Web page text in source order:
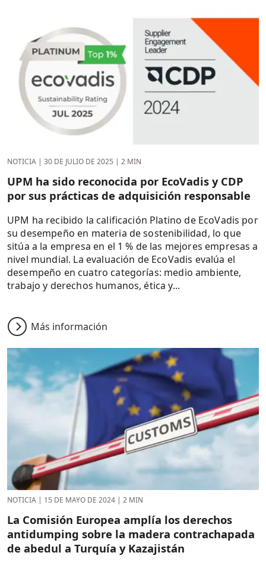
NOTICIA | 30 DE JULIO DE 2025 | 2 MIN
UPM ha sido reconocida por EcoVadis y CDP
por sus prácticas de adquisición responsable
UPM ha recibido la calificación Platino de EcoVadis por
su desempeño en materia de sostenibilidad, lo que
sitúa a la empresa en el 1 % de las mejores empresas a
nivel mundial. La evaluación de EcoVadis evalúa el
desempeño en cuatro categorías: medio ambiente,
trabajo y derechos humanos, ética y...
Más información
NOTICIA | 15 DE MAYO DE 2024 | 2 MIN
La Comisión Europea amplía los derechos
antidumping sobre la madera contrachapada
de abedul a Turquía y Kazajistán